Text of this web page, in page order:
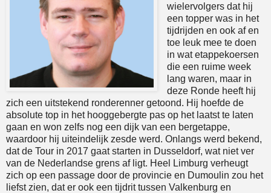
wielervolgers dat hij
een topper was in het
tijdrijden en ook af en
toe leuk mee te doen
in wat etappekoersen
die een ruime week
lang waren, maar in
deze Ronde heeft hij
zich een uitstekend ronderenner getoond. Hij hoefde de
absolute top in het hooggebergte pas op het laatst te laten
gaan en won zelfs nog een dijk van een bergetappe,
waardoor hij uiteindelijk zesde werd. Onlangs werd bekend,
dat de Tour in 2017 gaat starten in Dusseldorf, wat niet ver
van de Nederlandse grens af ligt. Heel Limburg verheugt
zich op een passage door de provincie en Dumoulin zou het
liefst zien, dat er ook een tijdrit tussen Valkenburg en